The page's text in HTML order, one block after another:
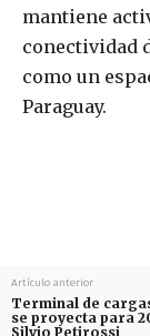
mantiene
conectividad
como un
Paraguay.
Artículo anterior
Terminal de
se proyecta para
Silvio Petirossi